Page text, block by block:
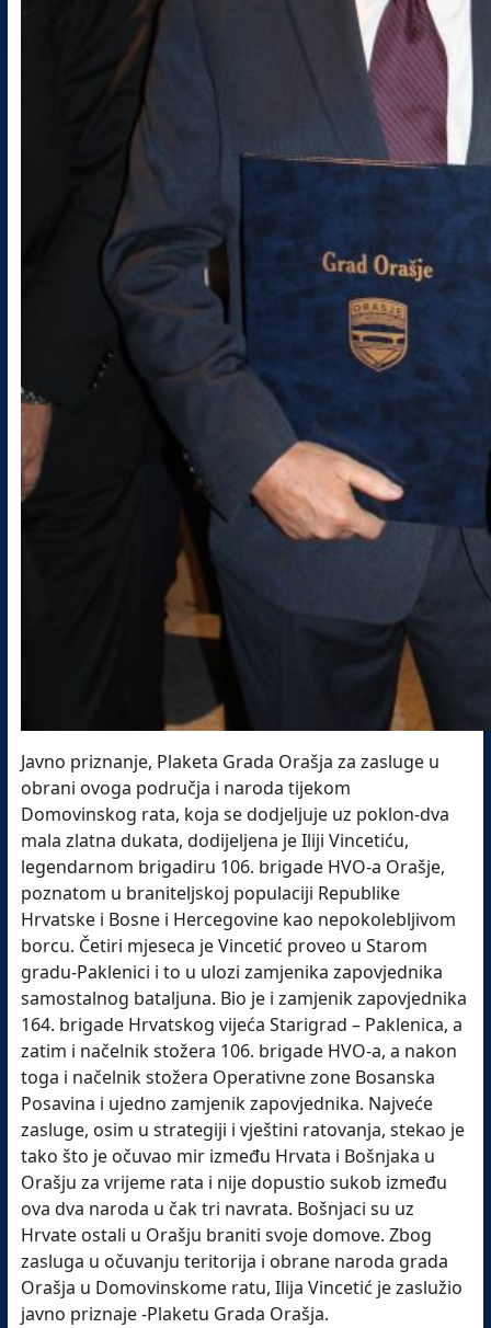
Javno priznanje, Plaketa Grada Orašja za zasluge u
obrani ovoga područja i naroda tijekom
Domovinskog rata, koja se dodjeljuje uz poklon-dva
mala zlatna dukata, dodijeljena je Iliji Vincetiću,
legendarnom brigadiru 106. brigade HVO-a Orašje,
poznatom u braniteljskoj populaciji Republike
Hrvatske i Bosne i Hercegovine kao nepokolebljivom
borcu. Četiri mjeseca je Vincetić proveo u Starom
gradu-Paklenici i to u ulozi zamjenika zapovjednika
samostalnog bataljuna. Bio je i zamjenik zapovjednika
164. brigade Hrvatskog vijeća Starigrad – Paklenica, a
zatim i načelnik stožera 106. brigade HVO-a, a nakon
toga i načelnik stožera Operativne zone Bosanska
Posavina i ujedno zamjenik zapovjednika. Najveće
zasluge, osim u strategiji i vještini ratovanja, stekao je
tako što je očuvao mir između Hrvata i Bošnjaka u
Orašju za vrijeme rata i nije dopustio sukob između
ova dva naroda u čak tri navrata. Bošnjaci su uz
Hrvate ostali u Orašju braniti svoje domove. Zbog
zasluga u očuvanju teritorija i obrane naroda grada
Orašja u Domovinskome ratu, Ilija Vincetić je zaslužio
javno priznaje -Plaketu Grada Orašja.